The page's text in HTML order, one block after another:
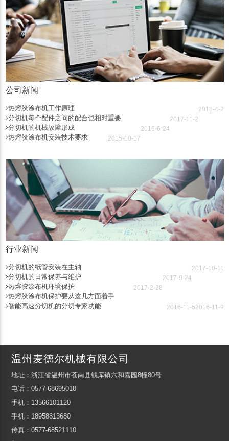
公司新闻
热熔胶涂布机工作原理 2018-4-2
分切机每个配件之间的配合也相对重要 2017-11-2
分切机的机械故障形成 2016-6-24
热熔胶涂布机安装技术要求 2015-10-17
行业新闻
分切机的纸管安装在主轴 2017-10-11
分切机的日常保养与维护 2017-9-24
热熔胶涂布机环境保护 2017-2-28
热熔胶涂布机保护要从这几方面着手
2016-11-9
智能高速分切机的分切专家功能 2016-11-5
温州麦德尔机械有限公司
地址：浙江省温州市苍南县钱库镇六和嘉园8幢80号
电话：0577-68695018
手机：13566101120
手机：18958813680
传真：0577-68521110